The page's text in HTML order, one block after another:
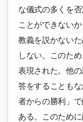
な儀式の多くを
ことができない
教義を説かない
しない。このた
表現された。他
答をすることも
者からの勝利」
ある。このため